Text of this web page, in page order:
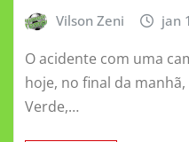
Vilson Zeni jan
O acidente com uma
hoje, no final da manhã,
Verde,…